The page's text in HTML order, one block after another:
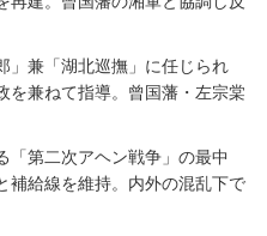
」兼「湖北巡撫」に任じられ
を兼ねて指導。曾国藩・左宗棠
「第二次アヘン戦争」の最中
補給線を維持。内外の混乱下で